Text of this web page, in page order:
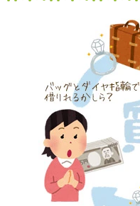
（大阪府寝屋川市）質
店買い取りより高く思
説明もわかりやすく、
たです。